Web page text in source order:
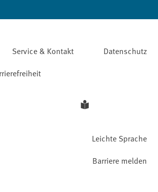
Service & Kontakt
Datenschutz
Leichte Sprache
Barriere melden